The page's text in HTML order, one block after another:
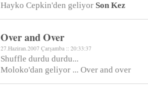
Hayko Cepkin'den geliyor Son Kez
Over and Over
27.Haziran.2007 Çarşamba :: 20:33:37
Shuffle durdu durdu...
Moloko'dan geliyor ... Over and over